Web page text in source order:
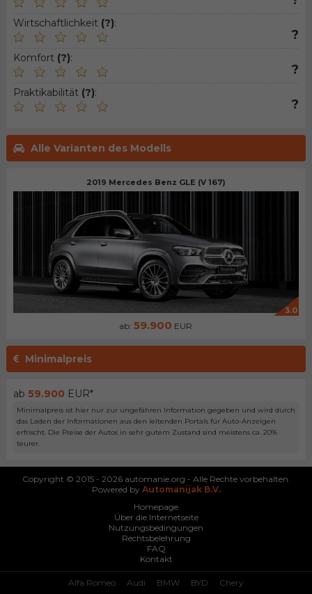
Wirtschaftlichkeit (?):
?
Komfort (?):
?
Praktikabilität (?):
?
Alle Varianten des Modells
2019 Mercedes Benz GLE (V 167)
3.0
ab:59.900 EUR
Minimalpreis
ab 59.900 EUR*
Minimalpreis ist hier nur zur ungefähren Information gegeben und wird durch
das Laden der Informationen aus den leitenden Portals für Auto-Anzeigen
erfrischt. Die Preise der Autos in sehr gutem Zustand sind meistens ca. 20%
teurer.
Copyright © 2015 - 2026 automanie.org - Alle Rechte vorbehalten.
Powered by Automanijak B.V.
Homepage
Über die Internetseite
Nutzungsbedingungen
Rechtsbelehrung
FAQ
Kontakt
Alfa Romeo Audi BMW BYD Chery